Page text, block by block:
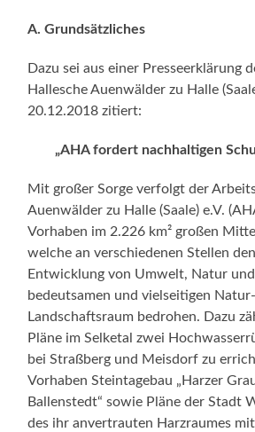
A. Grundsätzliches
Dazu sei aus einer Presseerklärung
Hallesche Auenwälder zu Halle
20.12.2018 zitiert:
„AHA fordert nachhaltigen
Mit großer Sorge verfolgt der
Auenwälder zu Halle (Saale) e.V.
Vorhaben im 2.226 km² großen
welche an verschiedenen Stellen
Entwicklung von Umwelt, Natur
bedeutsamen und vielseitigen
Landschaftsraum bedrohen. Dazu
Pläne im Selketal zwei
bei Straßberg und Meisdorf zu
Vorhaben Steintagebau „Harzer
Ballenstedt“ sowie Pläne der Stadt
des ihr anvertrauten Harzraumes